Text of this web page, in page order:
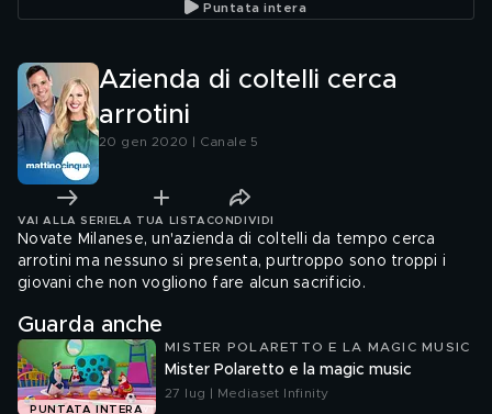
Puntata intera
Azienda di coltelli cerca
arrotini
20 gen 2020 | Canale 5
VAI ALLA SERIE LA TUA LISTA CONDIVIDI
Novate Milanese, un'azienda di coltelli da tempo cerca
arrotini ma nessuno si presenta, purtroppo sono troppi i
giovani che non vogliono fare alcun sacrificio.
Guarda anche
PUNTATA INTERA
MISTER POLARETTO E LA MAGIC MUSIC
Mister Polaretto e la magic music
27 lug | Mediaset Infinity